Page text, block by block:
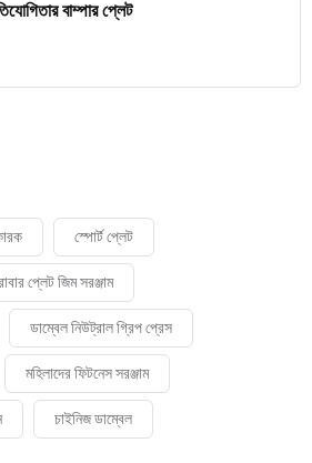
বাম্পার প্লেট
স্পোর্ট প্লেট
প্লেট জিম সরঞ্জাম
ডাম্বেল নিউট্রাল গ্রিপ প্রেস
মহিলাদের ফিটনেস সরঞ্জাম
চাইনিজ ডাম্বেল